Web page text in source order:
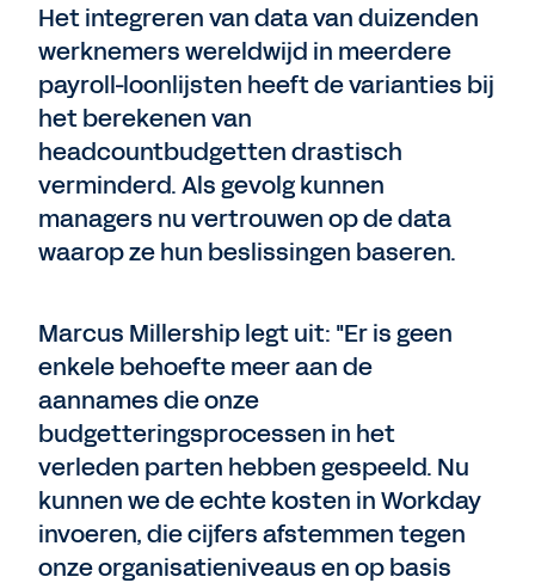
Het integreren van data van duizenden
werknemers wereldwijd in meerdere
payroll-loonlijsten heeft de varianties bij
het berekenen van
headcountbudgetten drastisch
verminderd. Als gevolg kunnen
managers nu vertrouwen op de data
waarop ze hun beslissingen baseren.
Marcus Millership legt uit: "Er is geen
enkele behoefte meer aan de
aannames die onze
budgetteringsprocessen in het
verleden parten hebben gespeeld. Nu
kunnen we de echte kosten in Workday
invoeren, die cijfers afstemmen tegen
onze organisatieniveaus en op basis